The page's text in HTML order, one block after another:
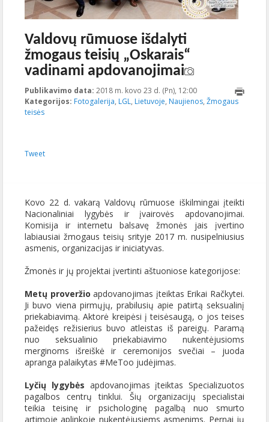
Valdovų rūmuose išdalyti
žmogaus teisių „Oskarais“
vadinami apdovanojimai
Publikavimo data: 2018 m. kovo 23 d. (Pn), 12:00
16T13:21:41+00:00
Kategorijos: Fotogalerija, LGL, Lietuvoje, Naujienos, Žmogaus
teisės
Tweet
Kovo 22 d. vakarą Valdovų rūmuose iškilmingai įteikti
Nacionaliniai lygybės ir įvairovės apdovanojimai.
Komisija ir internetu balsavę žmonės jais įvertino
labiausiai žmogaus teisių srityje 2017 m. nusipelniusius
asmenis, organizacijas ir iniciatyvas.
Žmonės ir jų projektai įvertinti aštuoniose kategorijose:
Metų proveržio apdovanojimas įteiktas Erikai Račkytei.
Ji buvo viena pirmųjų, prabilusių apie patirtą seksualinį
priekabiavimą. Aktorė kreipėsi į teisėsaugą, o jos teises
pažeidęs režisierius buvo atleistas iš pareigų. Paramą
nuo seksualinio priekabiavimo nukentėjusioms
merginoms išreiškė ir ceremonijos svečiai – juoda
apranga palaikytas #MeToo judėjimas.
Lyčių lygybės apdovanojimas įteiktas Specializuotos
pagalbos centrų tinklui. Šių organizacijų specialistai
teikia teisinę ir psichologinę pagalbą nuo smurto
artimoje aplinkoje nukentėjusiems asmenims. Pernai jų